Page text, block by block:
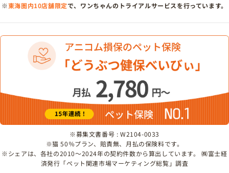
※東海圏内10店舗限定で、ワンちゃんのトライアルサービスを行っています。
※募集文書番号 : W2104-0033
※猫 50％プラン、賠責無、月払の保険料です。
※シェアは、各社の2010～2024年の契約件数から算出しています。 ㈱富士経
済発行「ペット関連市場マーケティング総覧」調査